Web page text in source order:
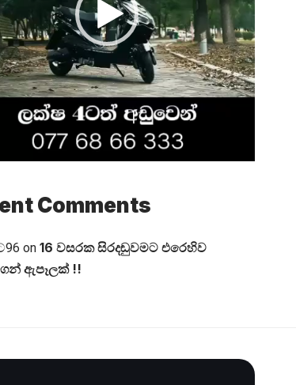
Comments
on 16 වසරක සිරදඬුවමට එරෙහිව
ඇපෑලක් !!